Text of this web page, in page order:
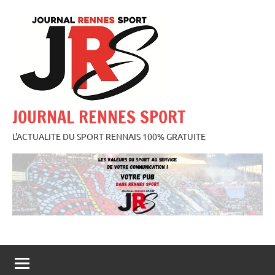
JOURNAL RENNES SPORT
L'ACTUALITE DU SPORT RENNAIS 100% GRATUITE